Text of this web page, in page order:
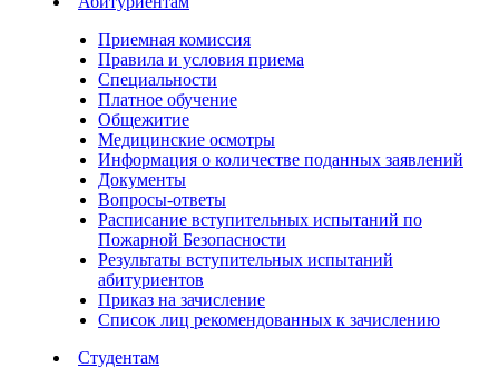
Приемная комиссия
Правила и условия приема
Специальности
Платное обучение
Общежитие
Медицинские осмотры
Информация о количестве поданных заявлений
Документы
Вопросы-ответы
Расписание вступительных испытаний по
Пожарной Безопасности
Результаты вступительных испытаний
абитуриентов
Приказ на зачисление
Список лиц рекомендованных к зачислению
Студентам